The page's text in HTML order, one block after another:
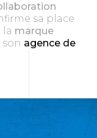
sa place
la marque
son agence de